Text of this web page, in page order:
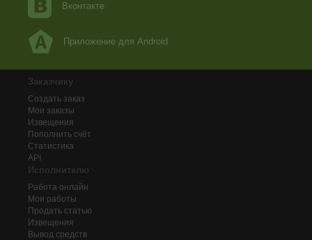
Вконтакте
Приложение для Android
Заказчику
Создать заказ
Мои заказы
Извещения
Пополнить счёт
Статистика
API
Исполнителю
Работа онлайн
Мои работы
Продать статью
Извещения
Вывод средств